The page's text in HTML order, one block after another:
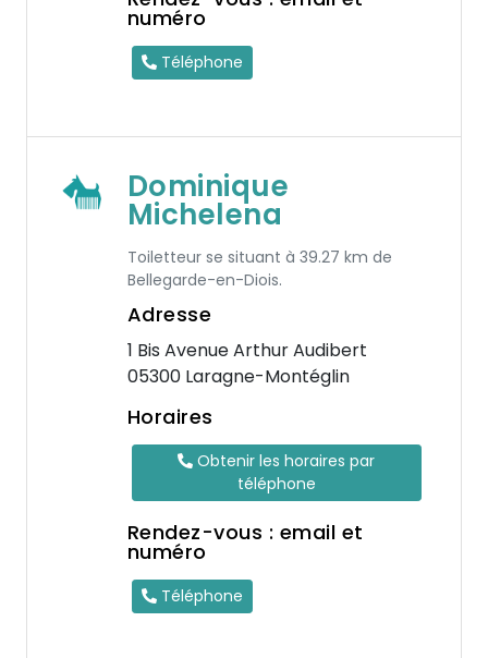
numéro
Téléphone
Dominique
Michelena
Toiletteur se situant à 39.27 km de
Bellegarde-en-Diois.
Adresse
1 Bis Avenue Arthur Audibert
05300 Laragne-Montéglin
Horaires
Obtenir les horaires par
téléphone
Rendez-vous : email et
numéro
Téléphone